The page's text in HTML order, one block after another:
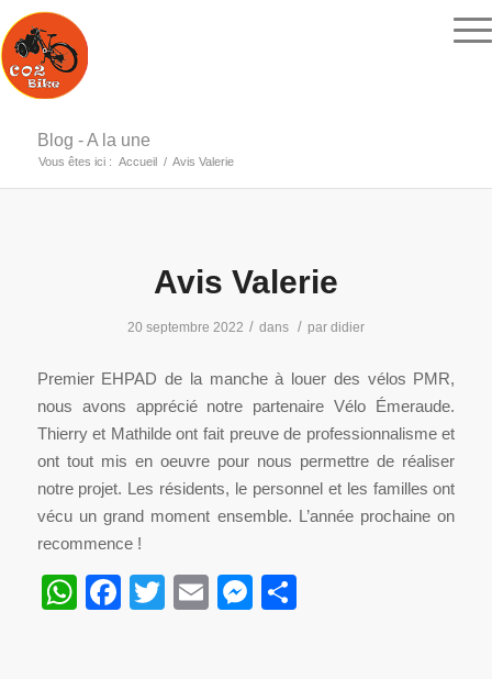
Blog - A la une
Vous êtes ici : Accueil / Avis Valerie
Avis Valerie
20 septembre 2022 / dans / par didier
Premier EHPAD de la manche à louer des vélos PMR,
nous avons apprécié notre partenaire Vélo Émeraude.
Thierry et Mathilde ont fait preuve de professionnalisme et
ont tout mis en oeuvre pour nous permettre de réaliser
notre projet. Les résidents, le personnel et les familles ont
vécu un grand moment ensemble. L’année prochaine on
recommence !
WhatsApp
Facebook
Twitter
EmailMessenger